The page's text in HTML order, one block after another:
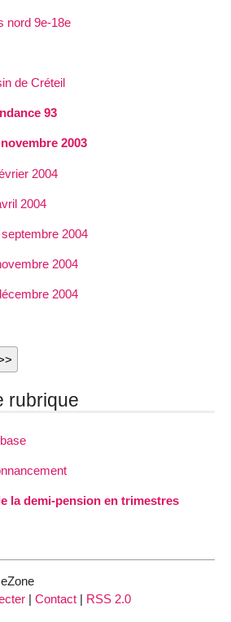
nord 9e-18e
de Créteil
93
2003
2004
2004
2004
2004
2004
rubrique
la demi-pension en trimestres
| Contact | RSS 2.0